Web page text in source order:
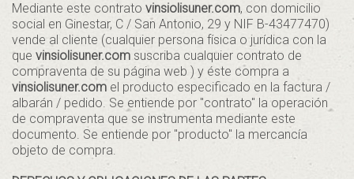
Mediante este contrato vinsiolisuner.com, con domicilio
social en Ginestar, C / San Antonio, 29 y NIF B-43477470)
vende al cliente (cualquier persona física o jurídica con la
que vinsiolisuner.com suscriba cualquier contrato de
compraventa de su página web ) y éste compra a
vinsiolisuner.com el producto especificado en la factura /
albarán / pedido. Se entiende por "contrato" la operación
de compraventa que se instrumenta mediante este
documento. Se entiende por "producto" la mercancía
objeto de compra.